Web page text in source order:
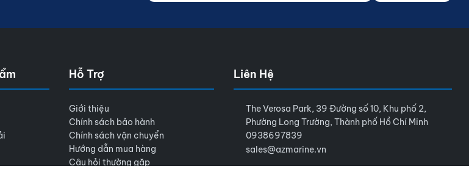
Hỗ Trợ
Giới thiệu
Chính sách bảo hành
Chính sách vận chuyển
Hướng dẫn mua hàng
Câu hỏi thường gặp
Liên Hệ
The Verosa Park, 39 Đường số 10, Khu phố 2,
Phường Long Trường, Thành phố Hồ Chí Minh
0938697839
sales@azmarine.vn